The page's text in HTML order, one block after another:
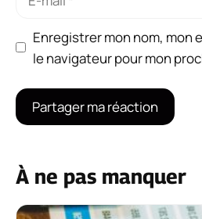
Enregistrer mon nom, mon
le navigateur pour mon
À ne pas manquer